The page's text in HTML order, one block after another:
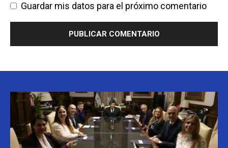
Guardar mis datos para el próximo comentario